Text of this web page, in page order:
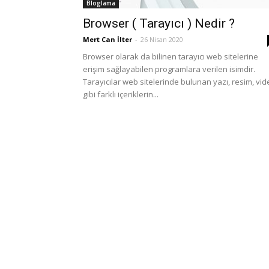
Bloglama
Browser ( Tarayıcı ) Nedir ?
Mert Can İlter - 26 Nisan 2020
Browser olarak da bilinen tarayıcı web sitelerine
erişim sağlayabilen programlara verilen isimdir.
Tarayıcılar web sitelerinde bulunan yazı, resim,
gibi farklı içeriklerin...